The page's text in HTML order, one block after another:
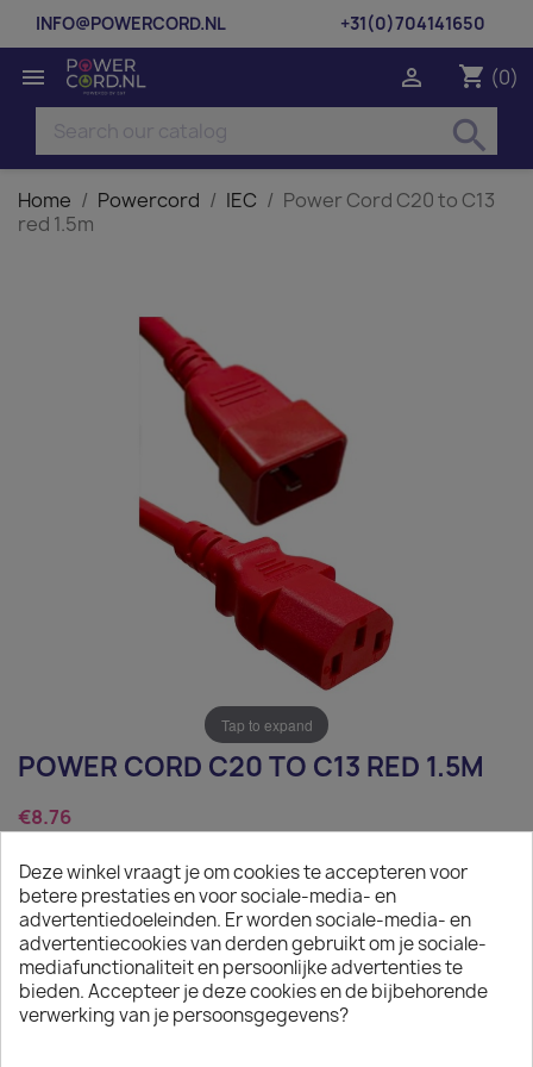
INFO@POWERCORD.NL +31(0)704141650
 shopping_cart (0)

search
Home Powercord IEC
Power Cord C20 to C13
red 1.5m
Tap to expand
POWER CORD C20 TO C13 RED 1.5M
€8.76
Tax excluded
Power Cord C20 to C13 red 1.5m
Quantity
 ADD TO CART
Deze winkel vraagt je om cookies te accepteren voor
betere prestaties en voor sociale-media- en
advertentiedoeleinden. Er worden sociale-media- en
advertentiecookies van derden gebruikt om je sociale-
mediafunctionaliteit en persoonlijke advertenties te
bieden. Accepteer je deze cookies en de bijbehorende
verwerking van je persoonsgegevens?